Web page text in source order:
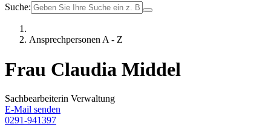
Suche:
Ansprechpersonen A - Z
Frau Claudia Middel
Sachbearbeiterin Verwaltung
E-Mail senden
0291-941397